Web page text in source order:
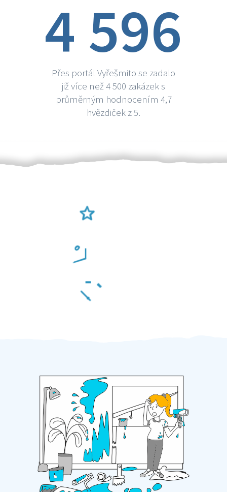
4 596
Přes portál Vyřešmito se zadalo
již více než 4 500 zakázek s
průměrným hodnocením 4,7
hvězdiček z 5.